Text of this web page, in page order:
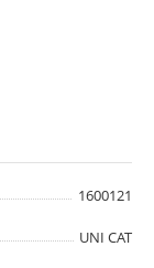
1600121
UNI CAT